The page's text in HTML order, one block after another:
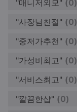
"매니저외모" (0)
"사장님친절" (0)
"중저가추천" (0)
"가성비최고" (0)
"서비스최고" (0)
"깔끔한샵" (0)